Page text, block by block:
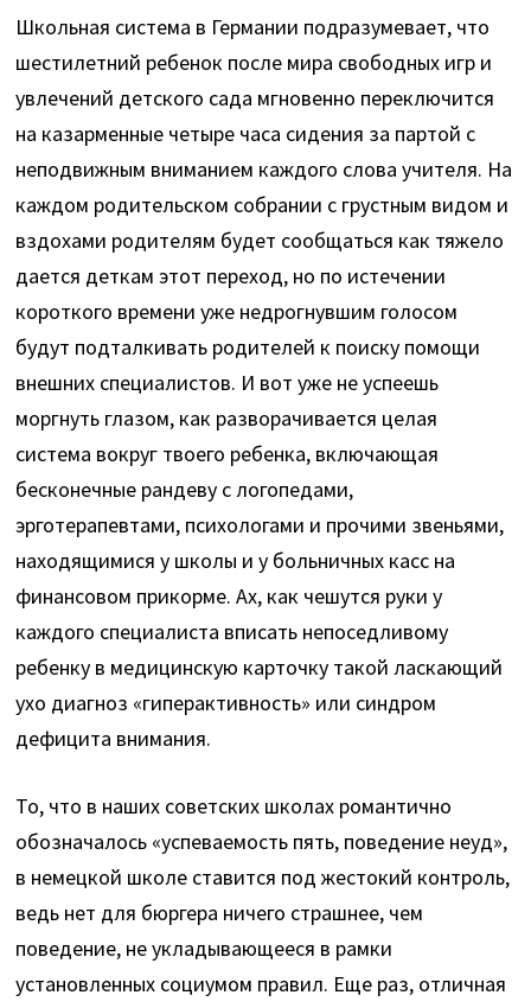
Школьная система в Германии подразумевает, что
шестилетний ребенок после мира свободных игр и
увлечений детского сада мгновенно переключится
на казарменные четыре часа сидения за партой с
неподвижным вниманием каждого слова учителя. На
каждом родительском собрании с грустным видом и
вздохами родителям будет сообщаться как тяжело
дается деткам этот переход, но по истечении
короткого времени уже недрогнувшим голосом
будут подталкивать родителей к поиску помощи
внешних специалистов. И вот уже не успеешь
моргнуть глазом, как разворачивается целая
система вокруг твоего ребенка, включающая
бесконечные рандеву с логопедами,
эрготерапевтами, психологами и прочими звеньями,
находящимися у школы и у больничных касс на
финансовом прикорме. Ах, как чешутся руки у
каждого специалиста вписать непоседливому
ребенку в медицинскую карточку такой ласкающий
ухо диагноз «гиперактивность» или синдром
дефицита внимания.
То, что в наших советских школах романтично
обозначалось «успеваемость пять, поведение неуд»,
в немецкой школе ставится под жестокий контроль,
ведь нет для бюргера ничего страшнее, чем
поведение, не укладывающееся в рамки
установленных социумом правил. Еще раз, отличная